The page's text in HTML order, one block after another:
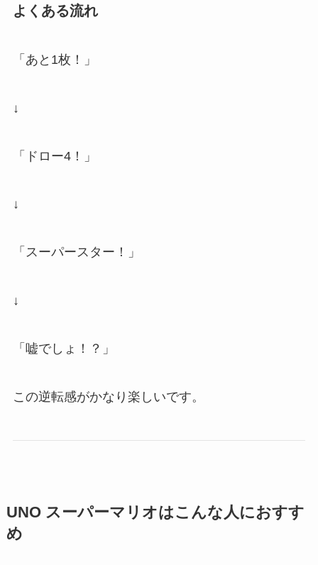
よくある流れ
「あと1枚！」
↓
「ドロー4！」
↓
「スーパースター！」
↓
「嘘でしょ！？」
この逆転感がかなり楽しいです。
UNO スーパーマリオはこんな人におすす
め